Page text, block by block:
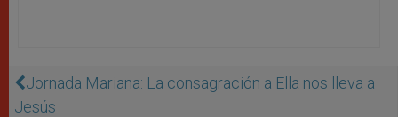
Jornada Mariana: La consagración a Ella nos lleva a
Jesús